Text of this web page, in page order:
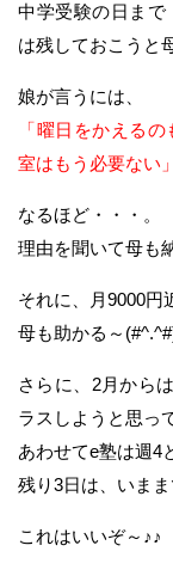
中学受験の日まで
は残しておこうと
娘が言うには、
「曜日をかえる
室はもう必要ない」
なるほど・・・。
理由を聞いて母も
それに、月9000円
母も助かる～
さらに、2月から
ラスしようと思っ
あわせてe塾は週4
残り3日は、いま
これはいいぞ～♪♪